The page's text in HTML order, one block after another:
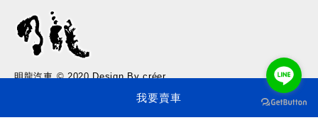
明龍汽車 © 2020 Design By créer
Tel/+886-2-2820-2500
我要賣車